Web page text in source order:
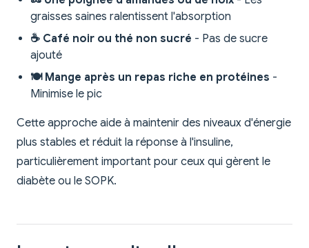
graisses saines ralentissent l'absorption
☕ Café noir ou thé non sucré - Pas de sucre
ajouté
🍽️ Mange après un repas riche en protéines -
Minimise le pic
Cette approche aide à maintenir des niveaux d'énergie
plus stables et réduit la réponse à l'insuline,
particulièrement important pour ceux qui gèrent le
diabète ou le SOPK.